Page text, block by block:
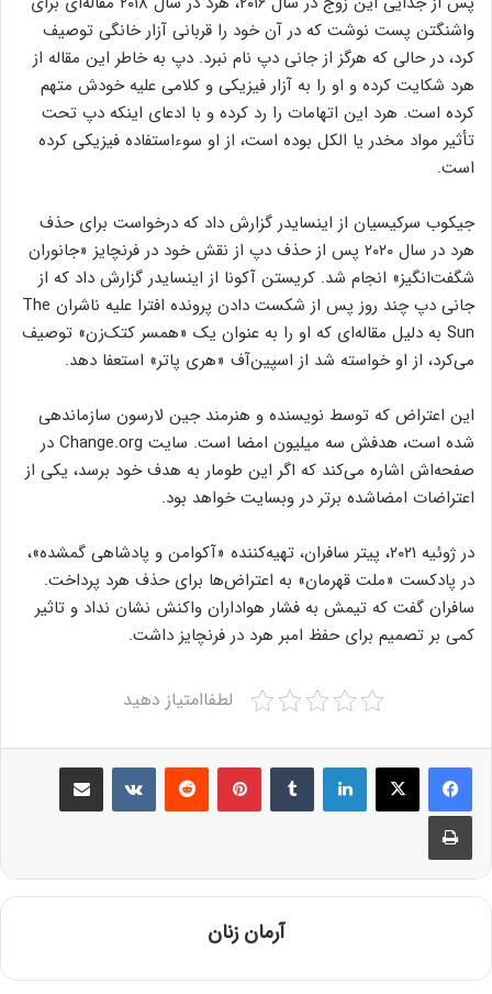
واشنگتن پست نوشت که در آن خود را قربانی آزار خانگی توصیف
کرد، در حالی که هرگز از جانی دپ نام نبرد. دپ به خاطر این مقاله از
هرد شکایت کرده و او را به آزار فیزیکی و کلامی علیه خودش متهم
کرده است. هرد این اتهامات را رد کرده و با ادعای اینکه دپ تحت
تأثیر مواد مخدر یا الکل بوده است، از او سوء‌استفاده فیزیکی کرده
است.
جیکوب سرکیسیان از اینسایدر گزارش داد که درخواست برای حذف
هرد در سال ۲۰۲۰ پس از حذف دپ از نقش خود در فرنچایز «جانوران
شگفت‌انگیز» انجام شد. کریستن آکونا از اینسایدر گزارش داد که از
جانی دپ چند روز پس از شکست دادن پرونده افترا علیه ناشران The
Sun به دلیل مقاله‌ای که او را به عنوان یک «همسر کتک‌زن» توصیف
می‌کرد، از او خواسته شد از اسپین‌آف «هری پاتر» استعفا دهد.
این اعتراض که توسط نویسنده و هنرمند جین لارسون سازماندهی
شده است، هدفش سه میلیون امضا است. سایت Change.org در
صفحه‌اش اشاره می‌کند که اگر این طومار به هدف خود برسد، یکی از
اعتراضات امضاشده برتر در وبسایت خواهد بود.
در ژوئیه ۲۰۲۱، پیتر سافران، تهیه‌کننده «آکوامن و پادشاهی گمشده»،
در پادکست «ملت قهرمان» به اعتراض‌ها برای حذف هرد پرداخت.
سافران گفت که تیمش به فشار هواداران واکنش نشان نداد و تاثیر
کمی بر تصمیم برای حفظ امبر هرد در فرنچایز داشت.
لطفاامتیاز دهید
LinkedIn
Tumblr
Pinterest
Reddit
VKontakte
Share via Email
Print
آرمان زنان